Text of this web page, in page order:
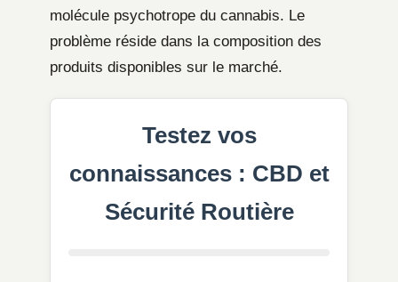
molécule psychotrope du cannabis. Le
problème réside dans la composition des
produits disponibles sur le marché.
Testez vos
connaissances : CBD et
Sécurité Routière